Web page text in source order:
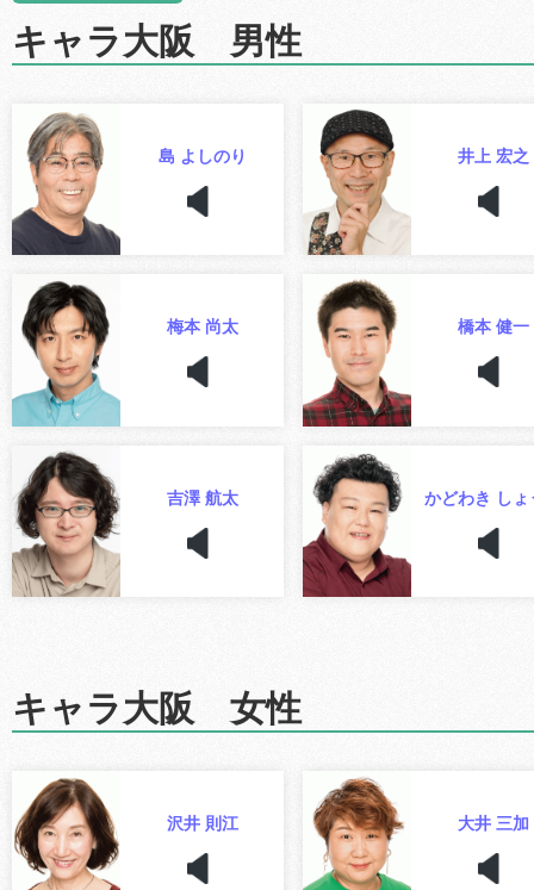
キャラ大阪 男性
島 よしのり 井上 宏之
梅本 尚太 橋本 健一
吉澤 航太 かどわき しょ
キャラ大阪 女性
沢井 則江 大井 三加